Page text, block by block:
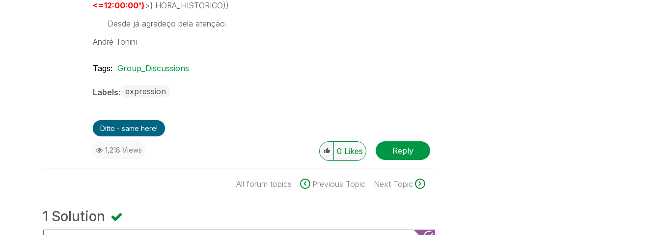
<=12:00:00'}>} HORA_HISTORICO))
Desde já agradeço pela atenção.
André Tonini
Tags: Group_Discussions
Labels expression
Ditto - same here!
1,218 Views 0 Likes Reply
All forum topics Previous Topic Next Topic
1 Solution